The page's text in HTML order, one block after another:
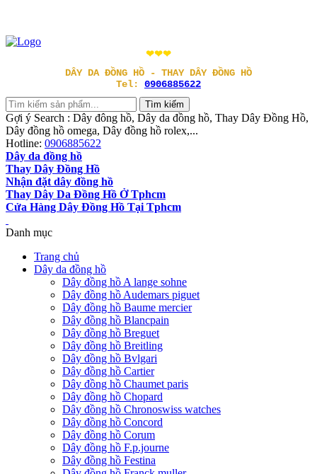
❤❤❤
DÂY DA ĐỒNG HỒ - THAY DÂY ĐỒNG HỒ
Tel: 0906885622
Gợi ý Search : Dây đông hồ, Dây da đồng hồ, Thay Dây Đồng Hồ,
Dây đồng hồ omega, Dây đồng hồ rolex,...
Hotline: 0906885622
Dây da đồng hồ
Thay Dây Đồng Hồ
Nhận đặt dây đồng hồ
Thay Dây Da Đồng Hồ Ở Tphcm
Cửa Hàng Dây Đồng Hồ Tại Tphcm
Danh mục
Trang chủ
Dây da đồng hồ
Dây đồng hồ A lange sohne
Dây đồng hồ Audemars piguet
Dây đồng hồ Baume mercier
Dây đồng hồ Blancpain
Dây đồng hồ Breguet
Dây đồng hồ Breitling
Dây đồng hồ Bvlgari
Dây đồng hồ Cartier
Dây đồng hồ Chaumet paris
Dây đồng hồ Chopard
Dây đồng hồ Chronoswiss watches
Dây đồng hồ Concord
Dây đồng hồ Corum
Dây đồng hồ F.p.journe
Dây đồng hồ Festina